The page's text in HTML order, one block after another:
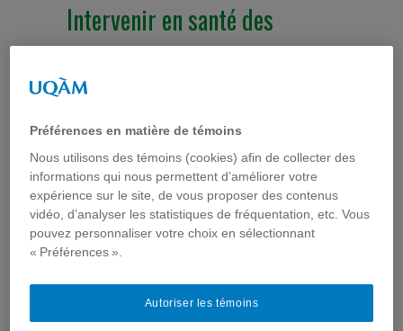
Intervenir en santé des
populations via Internet et la
téléphonie mobile : des
modes d’action
particulièrement
prometteurs mais qui
soulèvent certains enjeux
intervention,Événements,Évènements passés,Interventions,
La popularité d’Internet et de la téléphonie mobile
Préférences en matière de témoins
Nous utilisons des témoins (cookies) afin de collecter des
informations qui nous permettent d’améliorer votre
expérience sur le site, de vous proposer des contenus
vidéo, d’analyser les statistiques de fréquentation, etc. Vous
pouvez personnaliser votre choix en sélectionnant
« Préférences ».
Autoriser les témoins